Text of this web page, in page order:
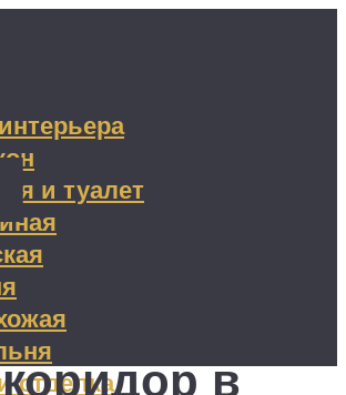
и туалет
отделка
в